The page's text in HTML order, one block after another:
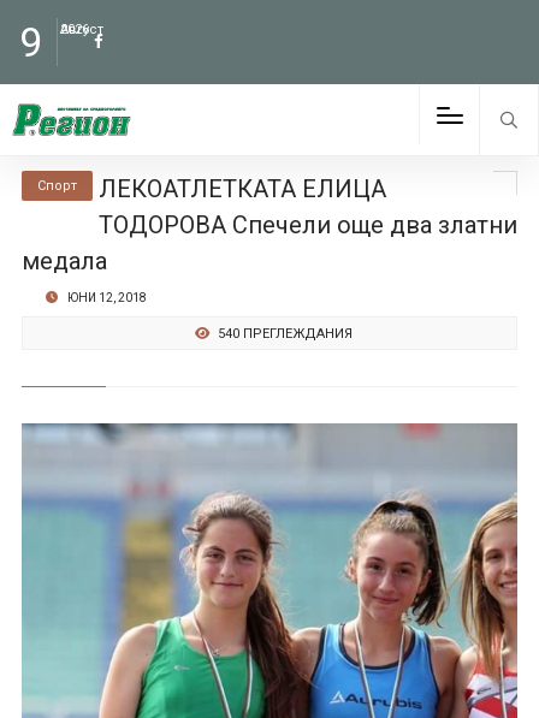
9 Август
2026
Спорт
ЛЕКОАТЛЕТКАТА ЕЛИЦА
ТОДОРОВА Спечели още два златни
медала
ЮНИ 12, 2018
540 ПРЕГЛЕЖДАНИЯ